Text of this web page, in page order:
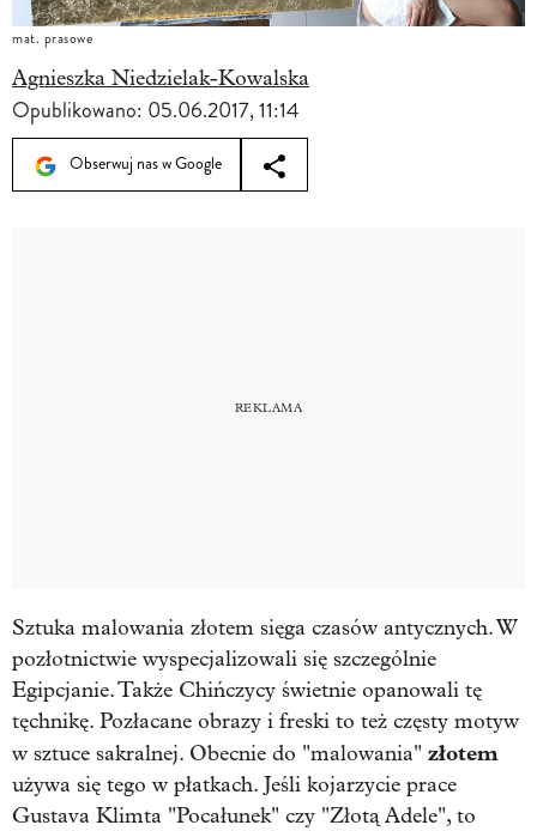
mat. prasowe
Agnieszka Niedzielak-Kowalska
Opublikowano: 05.06.2017, 11:14
Obserwuj nas w Google
Sztuka malowania złotem sięga czasów antycznych. W
pozłotnictwie wyspecjalizowali się szczególnie
Egipcjanie. Także Chińczycy świetnie opanowali tę
tęchnikę. Pozłacane obrazy i freski to też częsty motyw
w sztuce sakralnej. Obecnie do "malowania" złotem
używa się tego w płatkach. Jeśli kojarzycie prace
Gustava Klimta "Pocałunek" czy "Złotą Adele", to